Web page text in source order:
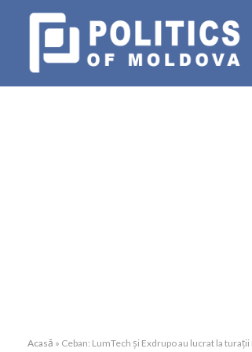
Acasă » Ceban: LumTech și Exdrupo au lucrat la